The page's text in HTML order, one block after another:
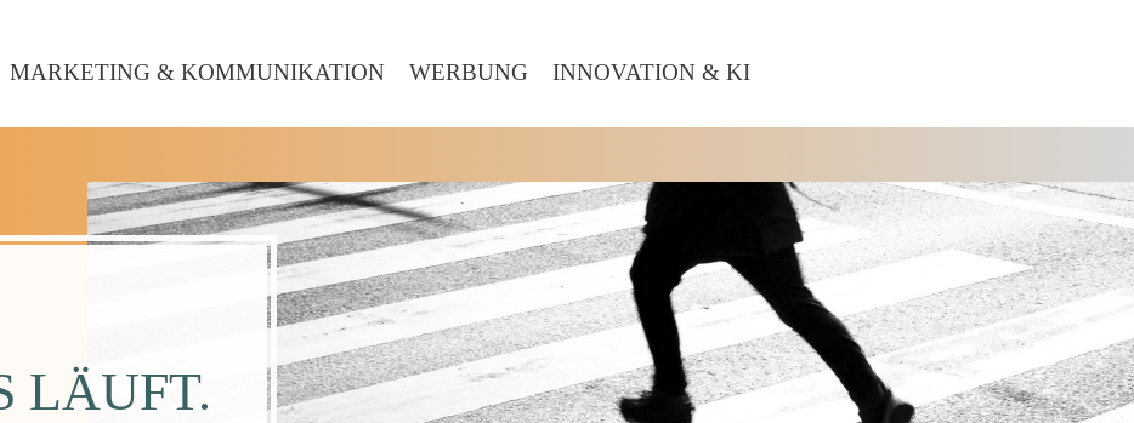
MARKETING & KOMMUNIKATION WERBUNG INNOVATION & KI
LÄUFT.